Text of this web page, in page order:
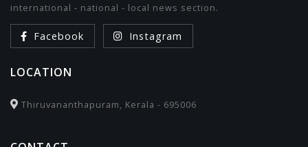
international - national - local news section.
Facebook Instagram
LOCATION
Thiruvananthapuram, Kerala - 695006